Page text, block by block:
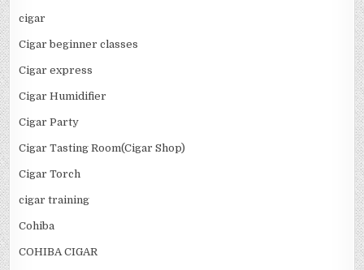
cigar
Cigar beginner classes
Cigar express
Cigar Humidifier
Cigar Party
Cigar Tasting Room(Cigar Shop)
Cigar Torch
cigar training
Cohiba
COHIBA CIGAR